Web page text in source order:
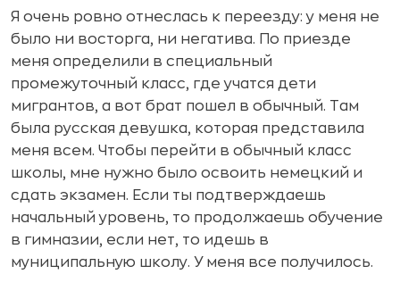
Я очень ровно отнеслась к переезду: у меня не
было ни восторга, ни негатива. По приезде
меня определили в специальный
промежуточный класс, где учатся дети
мигрантов, а вот брат пошел в обычный. Там
была русская девушка, которая представила
меня всем. Чтобы перейти в обычный класс
школы, мне нужно было освоить немецкий и
сдать экзамен. Если ты подтверждаешь
начальный уровень, то продолжаешь обучение
в гимназии, если нет, то идешь в
муниципальную школу. У меня все получилось.